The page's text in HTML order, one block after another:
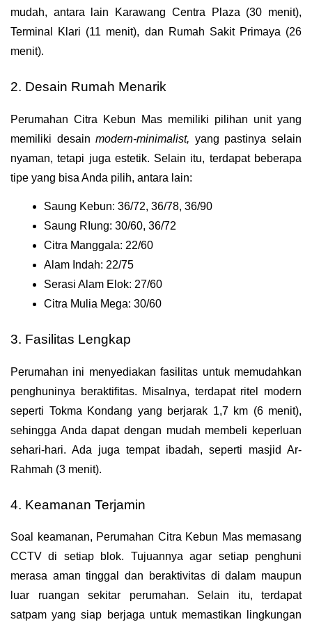
mudah, antara lain Karawang Centra Plaza (30 menit),
Terminal Klari (11 menit), dan Rumah Sakit Primaya (26
menit).
2. Desain Rumah Menarik
Perumahan Citra Kebun Mas memiliki pilihan unit yang
memiliki desain modern-minimalist, yang pastinya selain
nyaman, tetapi juga estetik. Selain itu, terdapat beberapa
tipe yang bisa Anda pilih, antara lain:
Saung Kebun: 36/72, 36/78, 36/90
Saung RIung: 30/60, 36/72
Citra Manggala: 22/60
Alam Indah: 22/75
Serasi Alam Elok: 27/60
Citra Mulia Mega: 30/60
3. Fasilitas Lengkap
Perumahan ini menyediakan fasilitas untuk memudahkan
penghuninya beraktifitas. Misalnya, terdapat ritel modern
seperti Tokma Kondang yang berjarak 1,7 km (6 menit),
sehingga Anda dapat dengan mudah membeli keperluan
sehari-hari. Ada juga tempat ibadah, seperti masjid Ar-
Rahmah (3 menit).
4. Keamanan Terjamin
Soal keamanan, Perumahan Citra Kebun Mas memasang
CCTV di setiap blok. Tujuannya agar setiap penghuni
merasa aman tinggal dan beraktivitas di dalam maupun
luar ruangan sekitar perumahan. Selain itu, terdapat
satpam yang siap berjaga untuk memastikan lingkungan